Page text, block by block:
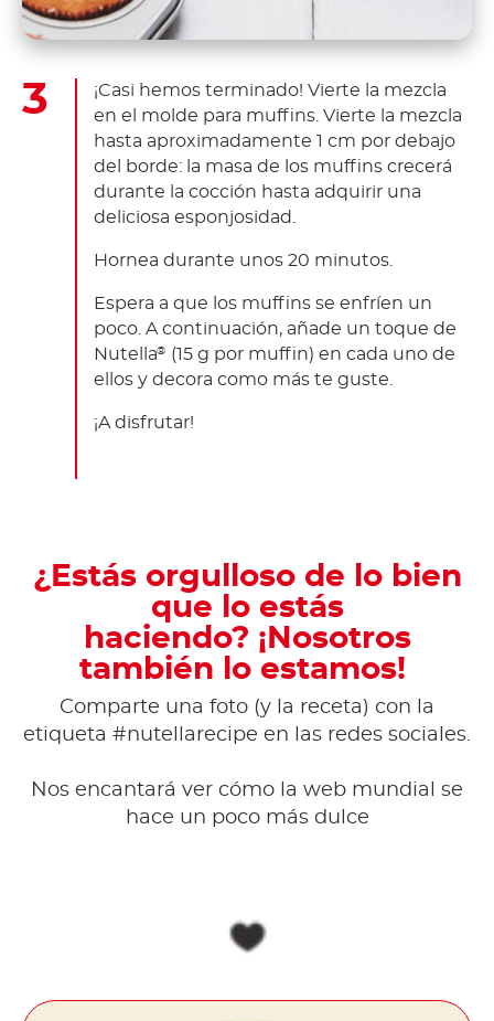
¡Casi hemos terminado! Vierte la mezcla
en el molde para muffins. Vierte la mezcla
hasta aproximadamente 1 cm por debajo
del borde: la masa de los muffins crecerá
durante la cocción hasta adquirir una
deliciosa esponjosidad.
Hornea durante unos 20 minutos.
Espera a que los muffins se enfríen un
poco. A continuación, añade un toque de
Nutella® (15 g por muffin) en cada uno de
ellos y decora como más te guste.
¡A disfrutar!
¿Estás orgulloso de lo bien
que lo estás
haciendo? ¡Nosotros
también lo estamos!
Comparte una foto (y la receta) con la
etiqueta #nutellarecipe en las redes sociales.
Nos encantará ver cómo la web mundial se
hace un poco más dulce